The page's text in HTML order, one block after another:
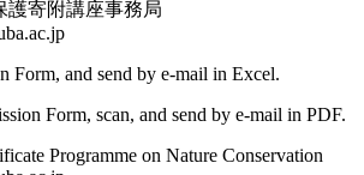
護寄附講座事務局
Form, and send by e-mail in Excel.
Form, scan, and send by e-mail in PDF.
Programme on Nature Conservation